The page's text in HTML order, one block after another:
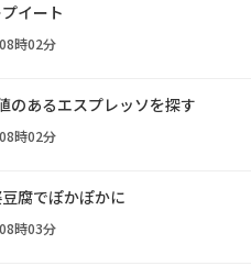
イート
時02分
のあるエスプレッソを探す
時02分
腐でぽかぽかに
時03分